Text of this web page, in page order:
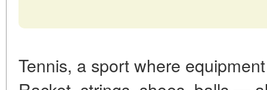
Tennis, a sport where